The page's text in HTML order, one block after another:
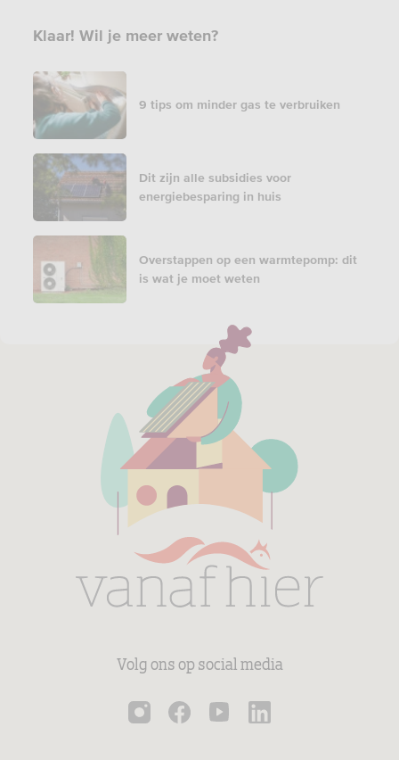
Klaar! Wil je meer weten?
9 tips om minder gas te verbruiken
Dit zijn alle subsidies voor
energiebesparing in huis
Overstappen op een warmtepomp: dit
is wat je moet weten
Volg ons op social media